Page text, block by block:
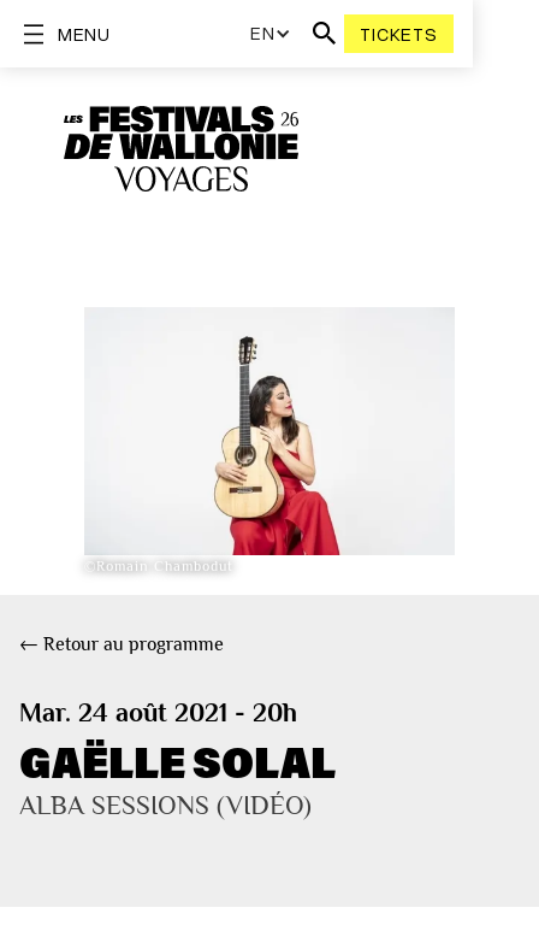
EN TICKETS
MENU
©Romain Chambodut
← Retour au programme
Mar. 24 août 2021 - 20h
GAËLLE SOLAL
ALBA SESSIONS (VIDÉO)